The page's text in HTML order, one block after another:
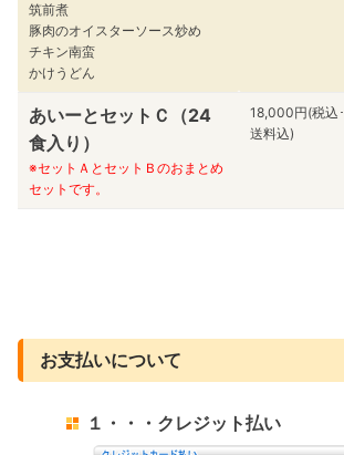
筑前煮
豚肉のオイスターソース炒め
チキン南蛮
かけうどん
あいーとセットＣ（24
食入り）
※セットＡとセットＢのおまとめ
セットです。
18,000円(税込･
送料込)
お支払いについて
１・・・クレジット払い